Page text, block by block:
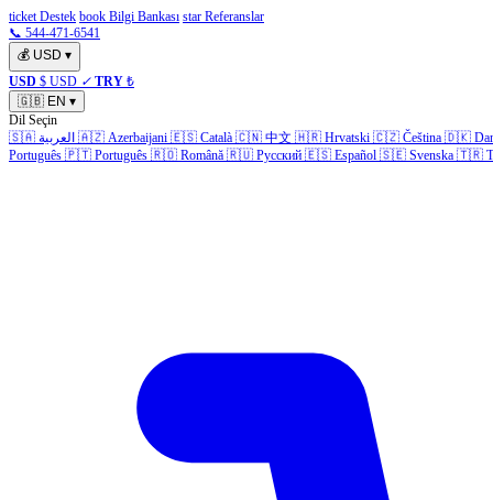
ticket Destek book Bilgi Bankası star Referanslar
📞 544-471-6541
💰 USD ▾
USD $ USD ✓ TRY ₺
🇬🇧 EN ▾
Dil Seçin
🇸🇦 العربية 🇦🇿 Azerbaijani 🇪🇸 Català 🇨🇳 中文 🇭🇷 Hrvatski 🇨🇿 Čeština 🇩🇰
Português 🇵🇹 Português 🇷🇴 Română 🇷🇺 Русский 🇪🇸 Español 🇸🇪 Svenska 🇹🇷